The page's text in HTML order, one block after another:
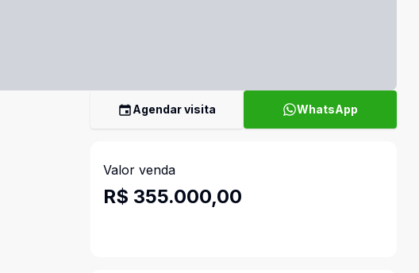
Agendar visita WhatsApp
Valor venda
R$ 355.000,00